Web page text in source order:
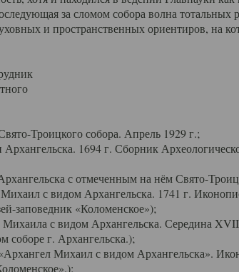
за сломом собора волна тотальных
и пространственных ориентиров, на
Троицкого собора. Апрель 1929 г.;
1694 г. Сборник
с отмеченным на нём Свято-
с видом Архангельска. 1741 г.
заповедник «Коломенское»);
с видом Архангельска. Середина
соборе г. Архангельска.);
Михаил с видом Архангельска».